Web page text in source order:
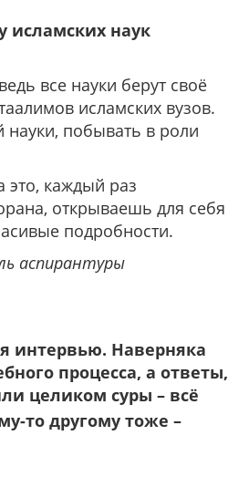
исламских наук
все науки берут своё
исламских вузов.
побывать в роли
это, каждый раз
открываешь для себя
подробности.
аспирантуры
интервью. Наверняка
процесса, а ответы,
целиком суры – всё
то другому тоже –